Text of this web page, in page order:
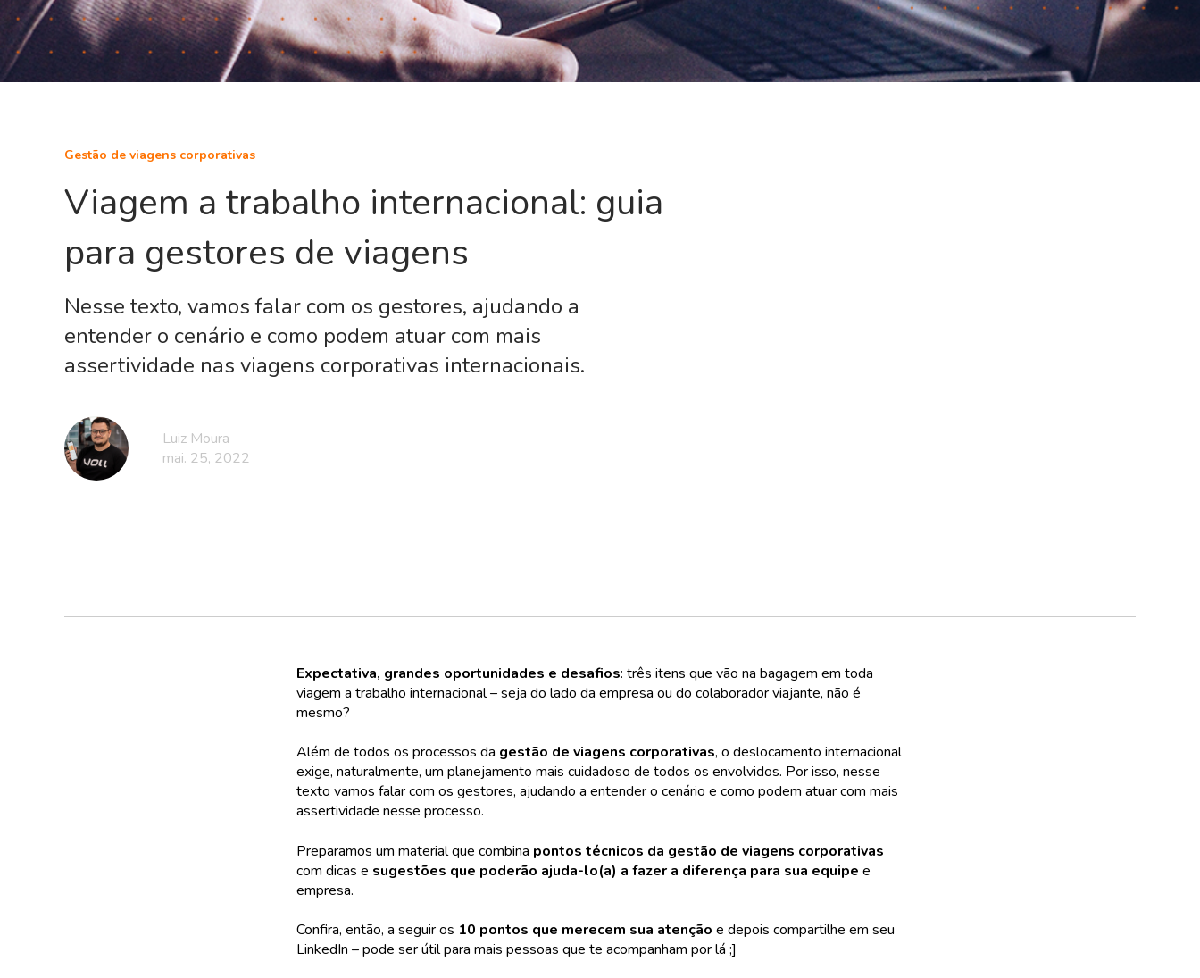
Gestão de viagens corporativas
Viagem a trabalho internacional: guia
para gestores de viagens
Nesse texto, vamos falar com os gestores, ajudando a
entender o cenário e como podem atuar com mais
assertividade nas viagens corporativas internacionais.
Luiz Moura
mai. 25, 2022
Expectativa, grandes oportunidades e desafios: três itens que vão na bagagem em toda
viagem a trabalho internacional – seja do lado da empresa ou do colaborador viajante, não é
mesmo?
Além de todos os processos da gestão de viagens corporativas, o deslocamento internacional
exige, naturalmente, um planejamento mais cuidadoso de todos os envolvidos. Por isso, nesse
texto vamos falar com os gestores, ajudando a entender o cenário e como podem atuar com mais
assertividade nesse processo.
Preparamos um material que combina pontos técnicos da gestão de viagens corporativas
com dicas e sugestões que poderão ajuda-lo(a) a fazer a diferença para sua equipe e
empresa.
Confira, então, a seguir os 10 pontos que merecem sua atenção e depois compartilhe em seu
LinkedIn – pode ser útil para mais pessoas que te acompanham por lá ;]